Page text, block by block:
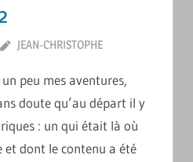
JEAN-CHRISTOPHE
peu mes aventures,
doute qu’au départ il y
: un qui était là où
et dont le contenu a été